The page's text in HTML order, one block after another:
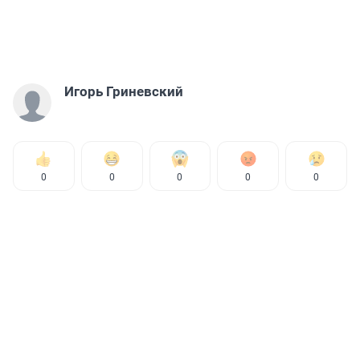
Игорь Гриневский
0 0 0 0 0